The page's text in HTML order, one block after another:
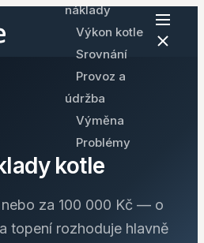
náklady
Výkon kotle
Srovnání
Provoz a
údržba
Výměna
Problémy
kotle
za 100 000 Kč — o
topení rozhoduje hlavně